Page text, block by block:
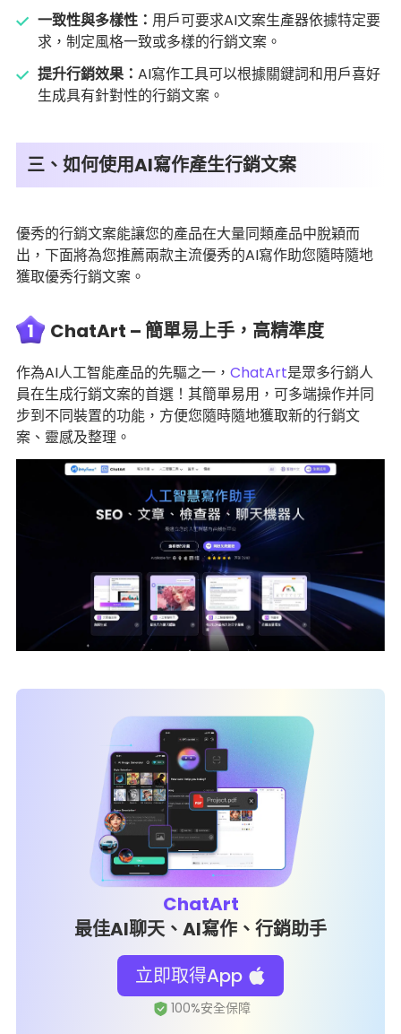
一致性與多樣性： 用戶可要求AI文案生產器依據特定要
求，制定風格一致或多樣的行銷文案。
提升行銷效果： AI寫作工具可以根據關鍵詞和用戶喜好
生成具有針對性的行銷文案。
三、如何使用AI寫作產生行銷文案
優秀的行銷文案能讓您的產品在大量同類產品中脫穎而
出，下面將為您推薦兩款主流優秀的AI寫作助您隨時隨地
獲取優秀行銷文案。
1 ChatArt – 簡單易上手，高精準度
作為AI人工智能產品的先驅之一， ChatArt是眾多行銷人
員在生成行銷文案的首選！其簡單易用，可多端操作并同
步到不同裝置的功能，方便您隨時隨地獲取新的行銷文
案、靈感及整理。
ChatArt
最佳AI聊天、AI寫作、行銷助手
立即取得App